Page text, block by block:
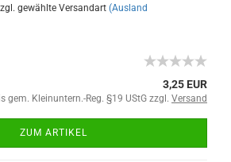
gewählte Versandart (Ausland
3,25 EUR
gem. Kleinuntern.-Reg. §19 UStG zzgl. Versand
ZUM ARTIKEL